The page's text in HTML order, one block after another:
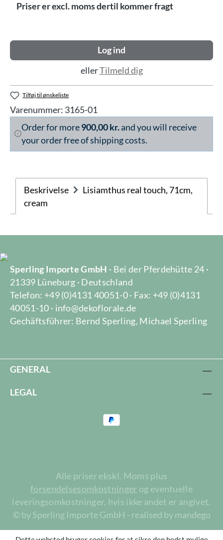
Priser er excl. moms dertil kommer fragt
Log ind
ellerTilmeld dig
Tilføj til ønskeliste
Varenummer: 3165-01
Order for more900,00 kr.and you will receive
your order free of shipping costs.
Beskrivelse
Lisiamthus real touch, 71cm,
cream
Sperling Importe GmbH · Bei der Pferdehütte 24 ·
21339 Lüneburg · Deutschland
Telefon: +49 (0)4131 40051-0 · Fax: +49 (0)4131
40051-10 · info@dekoflorale.de
Gechäftsführer: Bernd Sperling, Michael Sperling
GENERAL
LEGAL
Alle priser ekskl. Moms plus
forsendelsesomkostninger og eventuelle
leveringsomkostninger, hvis ikke andet er angivet.
© by Sperling Importe GmbH - realised by mandego